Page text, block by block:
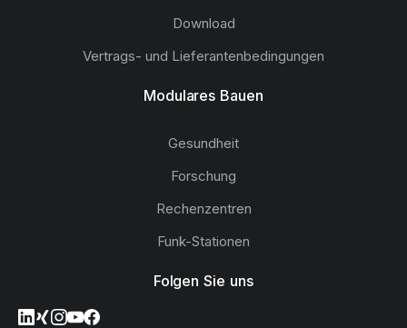
Download
Vertrags- und Lieferantenbedingungen
Modulares Bauen
Gesundheit
Forschung
Rechenzentren
Funk-Stationen
Folgen Sie uns